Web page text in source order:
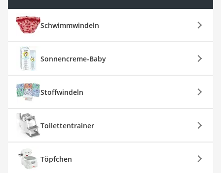
Schwimmwindeln
Sonnencreme-Baby
Stoffwindeln
Toilettentrainer
Töpfchen